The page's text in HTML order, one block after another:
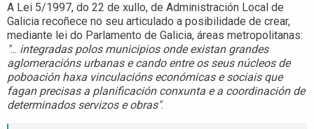
A Lei 5/1997, do 22 de xullo, de Administración Local de
Galicia recoñece no seu articulado a posibilidade de crear,
mediante lei do Parlamento de Galicia, áreas metropolitanas:
"... integradas polos municipios onde existan grandes
aglomeracións urbanas e cando entre os seus núcleos de
poboación haxa vinculacións económicas e sociais que
fagan precisas a planificación conxunta e a coordinación de
determinados servizos e obras".